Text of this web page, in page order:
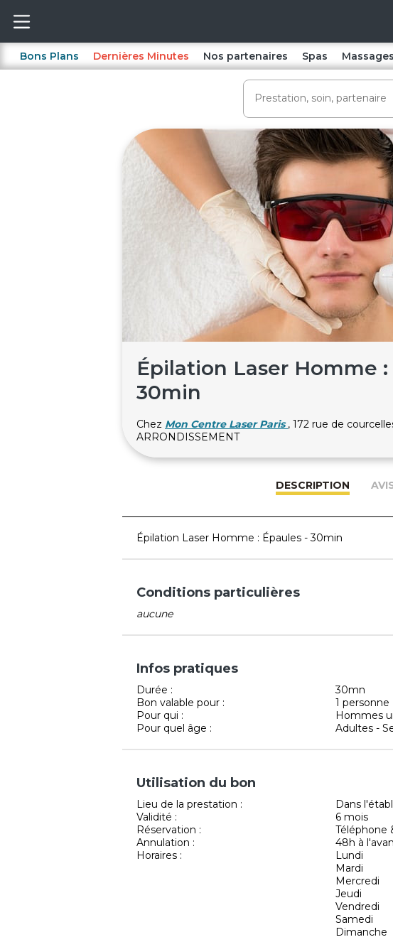
Bons Plans Dernières Minutes Nos partenaires Spas Massages
Épilation Laser Homme :
30min
Chez Mon Centre Laser Paris , 172 rue de
ARRONDISSEMENT
DESCRIPTION
Épilation Laser Homme : Épaules - 30min
Conditions particulières
aucune
Infos pratiques
Durée :
30mn
Bon valable pour :
1 personne
Pour qui :
Hommes
Pour quel âge :
Adultes -
Utilisation du bon
Lieu de la prestation :
Dans
Validité :
6 mois
Réservation :
Téléphone
Annulation :
48h à
Horaires :
Lundi
Mardi
Mercredi
Jeudi
Vendredi
Samedi
Dimanche